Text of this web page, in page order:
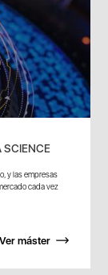
SCIENCE
y las empresas
cada vez
Ver máster